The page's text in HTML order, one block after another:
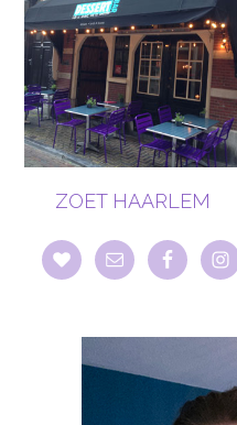
ZOET HAARLEM